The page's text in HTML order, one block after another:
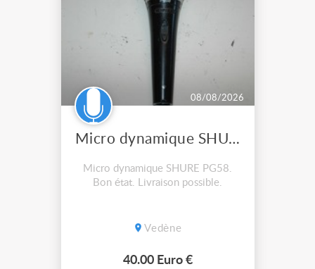
08/08/2026
Micro dynamique SHURE PG58
Micro dynamique SHURE PG58.
Bon état. Livraison possible.
Vedène
40.00 Euro €